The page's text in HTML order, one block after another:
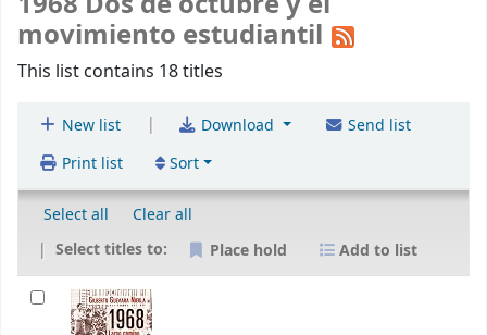
movimiento estudiantil
This list contains 18 titles
New list | Download
Send list
Print list
Sort
Select all
Clear all
Select titles to:
Place hold Add to list